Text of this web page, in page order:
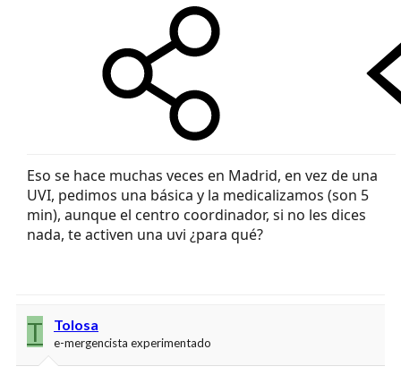
Eso se hace muchas veces en Madrid, en vez de una
UVI, pedimos una básica y la medicalizamos (son 5
min), aunque el centro coordinador, si no les dices
nada, te activen una uvi ¿para qué?
T Tolosa
e-mergencista experimentado